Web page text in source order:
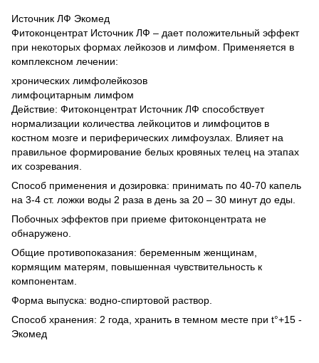
Источник ЛФ Экомед
Фитоконцентрат Источник ЛФ – дает положительный эффект
при некоторых формах лейкозов и лимфом. Применяется в
комплексном лечении:
хронических лимфолейкозов
лимфоцитарным лимфом
Действие: Фитоконцентрат Источник ЛФ способствует
нормализации количества лейкоцитов и лимфоцитов в
костном мозге и периферических лимфоузлах. Влияет на
правильное формирование белых кровяных телец на этапах
их созревания.
Способ применения и дозировка: принимать по 40-70 капель
на 3-4 ст. ложки воды 2 раза в день за 20 – 30 минут до еды.
Побочных эффектов при приеме фитоконцентрата не
обнаружено.
Общие противопоказания: беременным женщинам,
кормящим матерям, повышенная чувствительность к
компонентам.
Форма выпуска: водно-спиртовой раствор.
Способ хранения: 2 года, хранить в темном месте при t°+15 -
Экомед